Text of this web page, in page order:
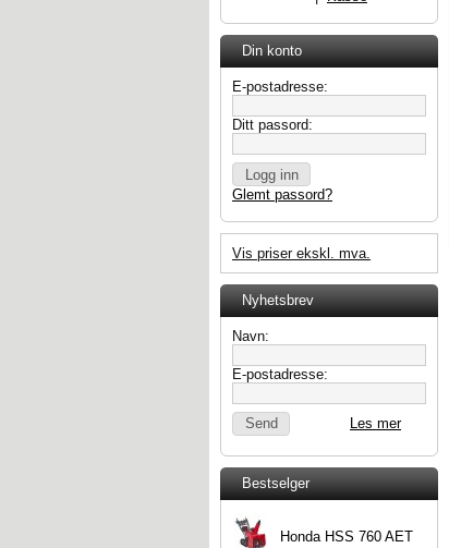
Din konto
E-postadresse:
Ditt passord:
Glemt passord?
Vis priser ekskl. mva.
Nyhetsbrev
Navn:
E-postadresse:
Les mer
Bestselger
Honda HSS 760 AET